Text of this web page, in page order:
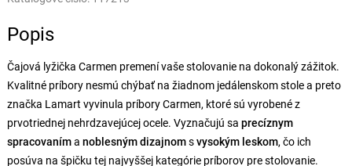
Popis
Čajová lyžička Carmen premení vaše stolovanie na dokonalý zážitok.
Kvalitné príbory nesmú chýbať na žiadnom jedálenskom stole a preto
značka Lamart vyvinula príbory Carmen, ktoré sú vyrobené z
prvotriednej nehrdzavejúcej ocele. Vyznačujú sa precíznym
spracovaníma noblesným dizajnomsvysokým leskom, čo ich
posúva na špičku tej najvyššej kategórie príborov pre stolovanie.